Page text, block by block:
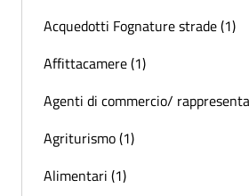
Acquedotti Fognature strade (1)
Affittacamere (1)
Agenti di commercio/
Agriturismo (1)
Alimentari (1)